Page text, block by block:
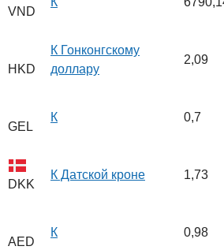
VND
HKD
К Гонконгскому
доллару
2,09
GEL
К 0,7
DKK
К Датской кроне 1,73
AED
К 0,98